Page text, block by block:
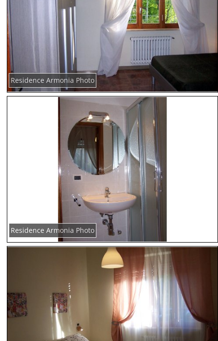
Residence Armonia Photo
Residence Armonia Photo